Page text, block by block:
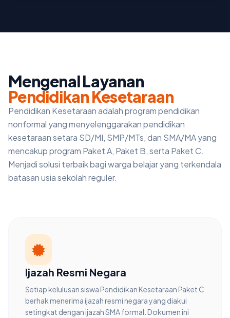
Mengenal Layanan
Pendidikan Kesetaraan
Pendidikan Kesetaraan adalah program pendidikan
nonformal yang menyelenggarakan pendidikan
kesetaraan setara SD/MI, SMP/MTs, dan SMA/MA yang
mencakup program Paket A, Paket B, serta Paket C.
Menjadi solusi terbaik bagi warga belajar yang terkendala
batasan usia sekolah reguler.
Ijazah Resmi Negara
Setiap kelulusan siswa Pendidikan Kesetaraan Paket C
berhak menerima ijazah resmi negara yang diakui
setingkat dengan ijazah SMA formal. Dokumen ini